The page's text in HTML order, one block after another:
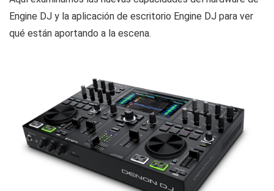
Engine DJ y la aplicación de escritorio Engine DJ para ver
qué están aportando a la escena.